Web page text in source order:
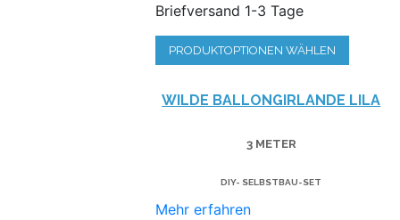
Briefversand 1-3 Tage
PRODUKTOPTIONEN WÄHLEN
WILDE BALLONGIRLANDE LILA
3 METER
DIY- SELBSTBAU-SET
Mehr erfahren